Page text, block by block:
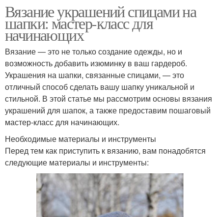
Вязание украшений спицами на
шапки: мастер-класс для
начинающих
Вязание — это не только создание одежды, но и
возможность добавить изюминку в ваш гардероб.
Украшения на шапки, связанные спицами, — это
отличный способ сделать вашу шапку уникальной и
стильной. В этой статье мы рассмотрим основы вязания
украшений для шапок, а также предоставим пошаговый
мастер-класс для начинающих.
Необходимые материалы и инструменты
Перед тем как приступить к вязанию, вам понадобятся
следующие материалы и инструменты: